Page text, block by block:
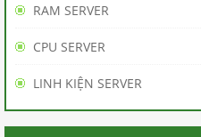
BẢO
TRÌ
THANH
TOÁN
RAM SERVER
CPU SERVER
LINH KIỆN SERVER